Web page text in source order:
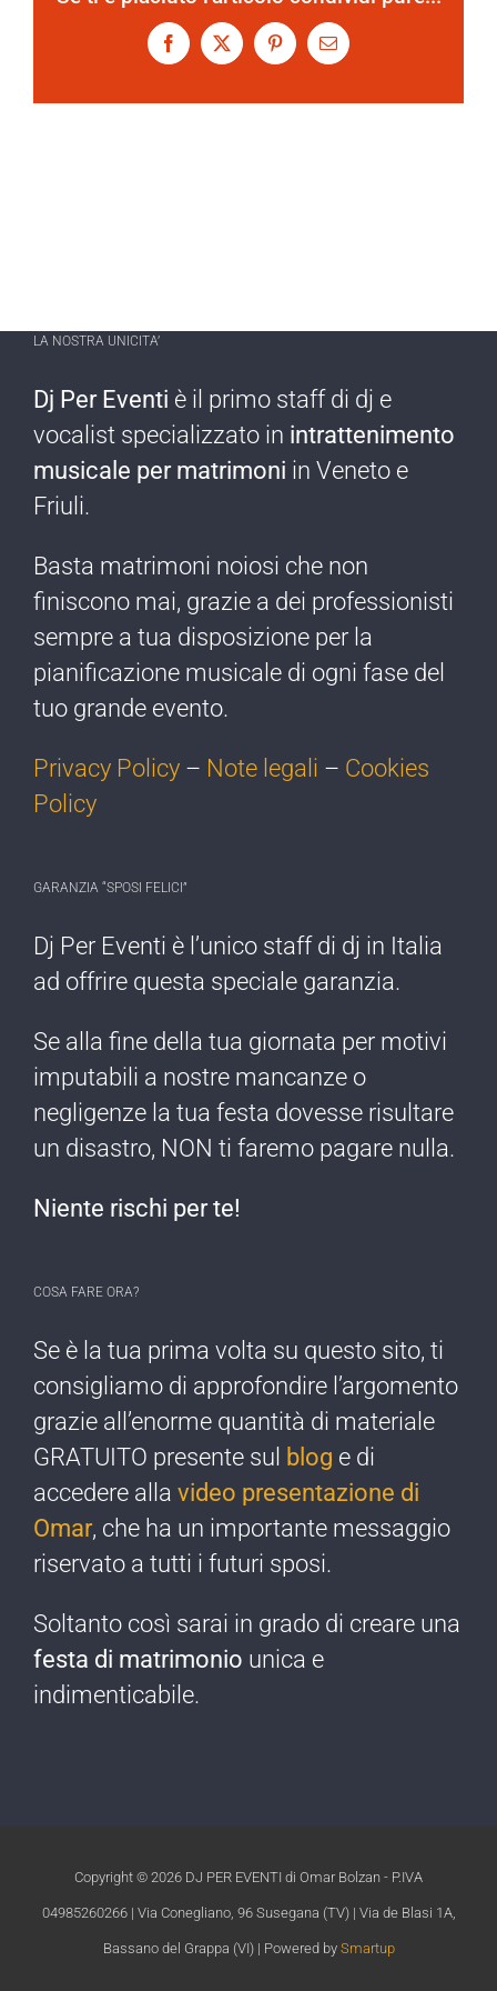
Facebook
X PinterestEmail
LA NOSTRA UNICITA’
Dj Per Eventi è il primo staff di dj e
vocalist specializzato in intrattenimento
musicale per matrimoni in Veneto e
Friuli.
Basta matrimoni noiosi che non
finiscono mai, grazie a dei professionisti
sempre a tua disposizione per la
pianificazione musicale di ogni fase del
tuo grande evento.
Privacy Policy – Note legali – Cookies
Policy
GARANZIA “SPOSI FELICI”
Dj Per Eventi è l’​unico staff di dj ​in Italia
ad offrire ​questa speciale garanzia.
Se alla fine della tua giornata per motivi
imputabili a nostre mancanze o
negligenze ​la tua festa dovesse risultare
un disastro, NON ti faremo pagare nulla​.
Niente rischi per te!​
COSA FARE ORA?
Se è la tua prima ​volta su questo sito, ti
consigliamo di approfondire l’argomento
grazie all’enorme quantità di materiale
GRATUITO presente sul blog e di
accedere alla video presentazione di
Omar, che ha un importante messaggio
riservato a tutti i futuri sposi.
Soltanto così sarai in grado di creare una
festa di matrimonio unica e
indimenticabile.​
Copyright © 2026 DJ PER EVENTI di Omar Bolzan - P.IVA
04985260266 | Via Conegliano, 96 Susegana (TV) | Via de Blasi 1A,
Bassano del Grappa (VI) | Powered by Smartup